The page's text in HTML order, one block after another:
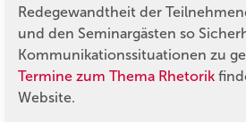
Redegewandtheit der
und den Seminargästen so
Kommunikationssituationen zu
Termine zum Thema Rhetorik
Website.